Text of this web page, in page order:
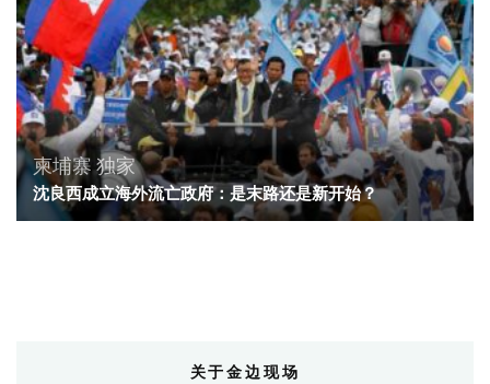
柬埔寨 独家
沈良西成立海外流亡政府：是末路还是新开始？
关于金边现场